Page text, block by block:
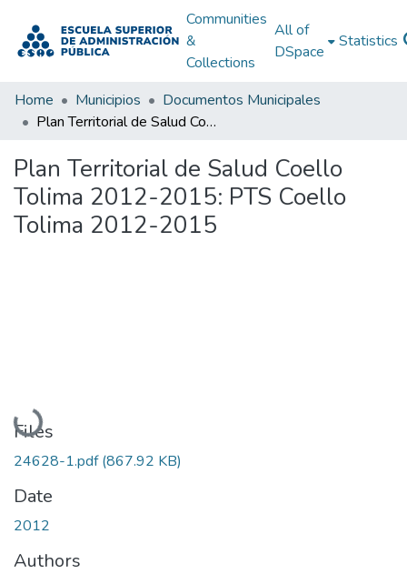
Communities
&
Collections
All of
DSpace
Statistics
Home Municipios
Documentos Municipales
Plan Territorial de Salud Coello Tolima 2012-2015: PTS Coello Tolima 2012-2015
Plan Territorial de Salud Coello
Tolima 2012-2015: PTS Coello
Tolima 2012-2015
Loading...
Files
24628-1.pdf(867.92 KB)
Date
2012
Authors